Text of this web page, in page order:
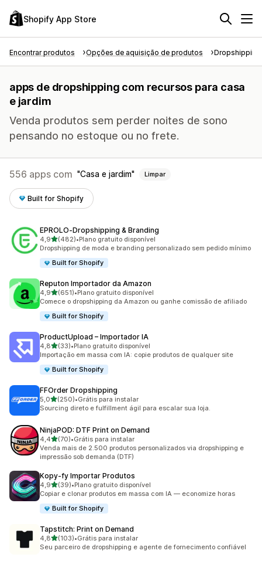
Shopify App Store
Encontrar produtos Opções de aquisição de produtos Dropshipping
apps de dropshipping com recursos para casa
e jardim
Venda produtos sem perder noites de sono
pensando no estoque ou no frete.
556 apps com Casa e jardim Limpar
Built for Shopify
EPROLO‑Dropshipping & Branding
4,9de 5 estrelas
(482)
482 avaliações ao todo
•Plano gratuito disponível
Dropshipping de moda e branding personalizado sem pedido mínimo
Built for Shopify
Reputon Importador da Amazon
4,9de 5 estrelas
(651)
651 avaliações ao todo
•Plano gratuito disponível
Comece o dropshipping da Amazon ou ganhe comissão de afiliado
Built for Shopify
ProductUpload – Importador IA
4,8de 5 estrelas
(33)
33 avaliações ao todo
•Plano gratuito disponível
Importação em massa com IA: copie produtos de qualquer site
Built for Shopify
FFOrder Dropshipping
5,0de 5 estrelas
(250)
250 avaliações ao todo
•Grátis para instalar
Sourcing direto e fulfillment ágil para escalar sua loja.
NinjaPOD: DTF Print on Demand
4,4de 5 estrelas
(70)
70 avaliações ao todo
•Grátis para instalar
Venda mais de 2.500 produtos personalizados via dropshipping e
impressão sob demanda (DTF)
Kopy‑fy Importar Produtos
4,9de 5 estrelas
(39)
39 avaliações ao todo
•Plano gratuito disponível
Copiar e clonar produtos em massa com IA — economize horas
Built for Shopify
Tapstitch: Print on Demand
4,8de 5 estrelas
(103)
103 avaliações ao todo
•Grátis para instalar
Seu parceiro de dropshipping e agente de fornecimento confiável